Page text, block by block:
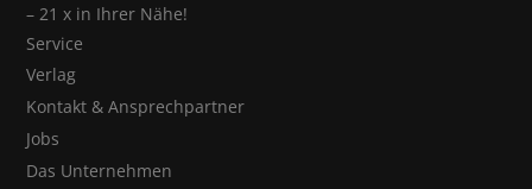
– 21 x in Ihrer Nähe!
Service
Verlag
Kontakt & Ansprechpartner
Jobs
Das Unternehmen